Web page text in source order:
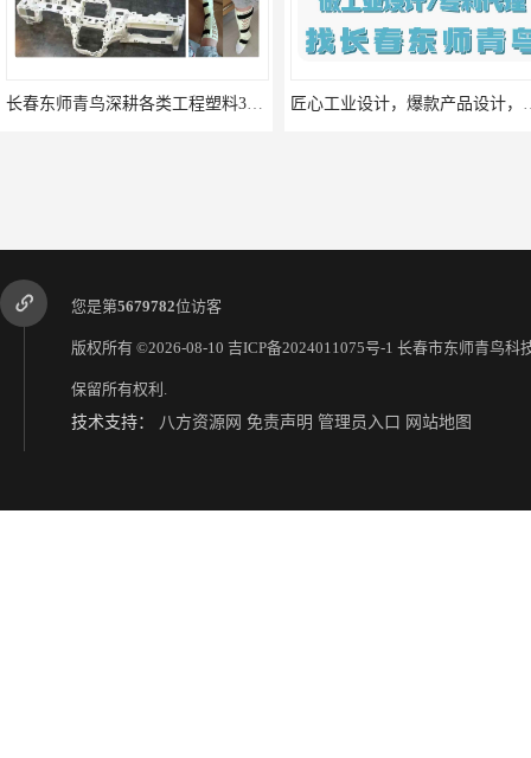
长春东师青鸟深耕各类工程塑料3D打印十余年，一对一服务 匠心工业设计，爆
辽宁省高精度金属3D打印服务 东师青鸟科技
您是第5679782位访客
版权所有 ©2026-08-10 吉ICP备2024011075号-1 长春市东师青鸟科
保留所有权利.
技术支持： 八方资源网 免责声明 管理员入口 网站地图